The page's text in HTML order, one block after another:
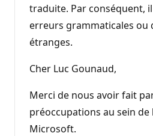
traduite. Par conséquent,
erreurs grammaticales ou
étranges.
Cher Luc Gounaud,
Merci de nous avoir fait
préoccupations au sein
Microsoft.